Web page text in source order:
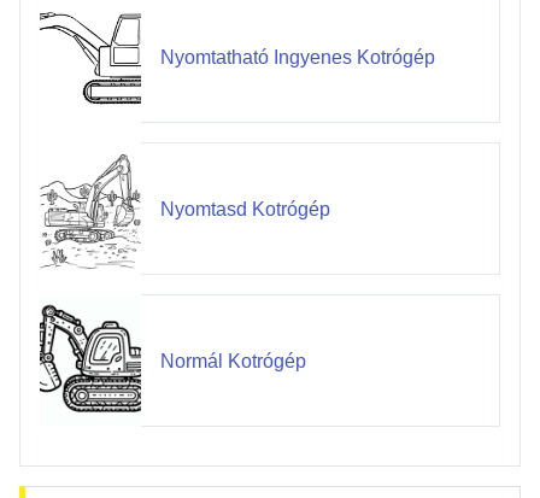
Nyomtatható Ingyenes Kotrógép
Nyomtasd Kotrógép
Normál Kotrógép